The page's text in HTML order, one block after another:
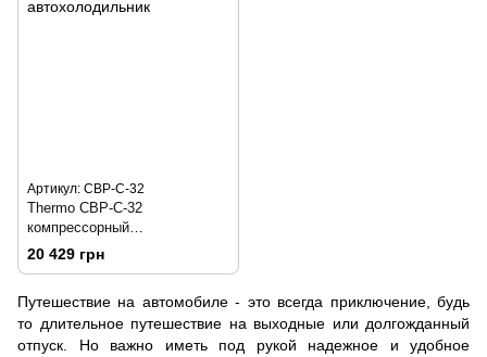
Артикул: CBP-C-32
Thermo CBP-C-32
компрессорный
автохолодильник
20 429 грн
Путешествие на автомобиле - это всегда приключение, будь
то длительное путешествие на выходные или долгожданный
отпуск. Но важно иметь под рукой надежное и удобное